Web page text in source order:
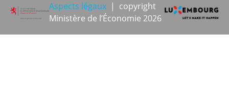
Aspects légaux | copyright
Ministère de l’Économie 2026